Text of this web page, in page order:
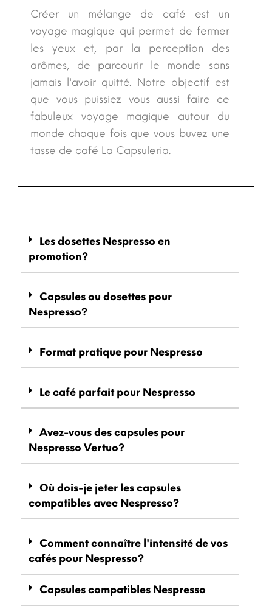
Créer un mélange de café est un
voyage magique qui permet de fermer
les yeux et, par la perception des
arômes, de parcourir le monde sans
jamais l'avoir quitté. Notre objectif est
que vous puissiez vous aussi faire ce
fabuleux voyage magique autour du
monde chaque fois que vous buvez une
tasse de café La Capsuleria.
Les dosettes Nespresso en
promotion?
Capsules ou dosettes pour
Nespresso?
Format pratique pour Nespresso
Le café parfait pour Nespresso
Avez-vous des capsules pour
Nespresso Vertuo?
Où dois-je jeter les capsules
compatibles avec Nespresso?
Comment connaître l'intensité de vos
cafés pour Nespresso?
Capsules compatibles Nespresso